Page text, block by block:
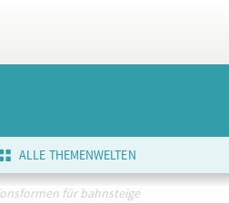
ALLE THEMENWELTEN
für bahnsteige